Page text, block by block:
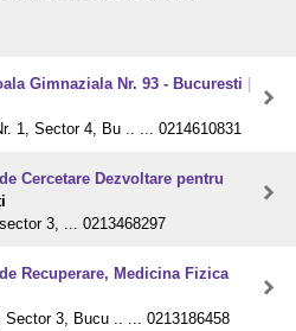
Gimnaziala Nr. 93 - Bucuresti
1, Sector 4, Bu .. ... 0214610831
Cercetare Dezvoltare pentru
3, ... 0213468297
Recuperare, Medicina Fizica
3, Bucu .. ... 0213186458